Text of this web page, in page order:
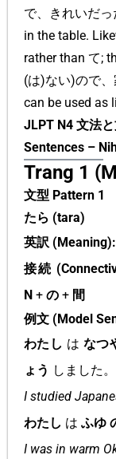
で、きれいだ
in the table.
rather than て;
(は)ない)ので
can be used as
JLPT N4 文法
Sentences –
Trang 1
文型 Pattern 1
たら (tara)
英訳 (Meaning):
接続
N + の + 間
例文 (Model
わたし は なつ
ょう しました。
I studied
わたし は ふゆ
I was in warm